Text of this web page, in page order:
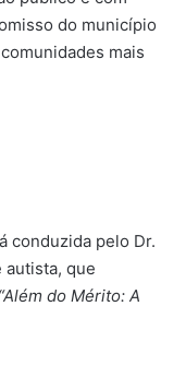
do município
mais
conduzida pelo Dr.
autista, que
“Além do Mérito: A